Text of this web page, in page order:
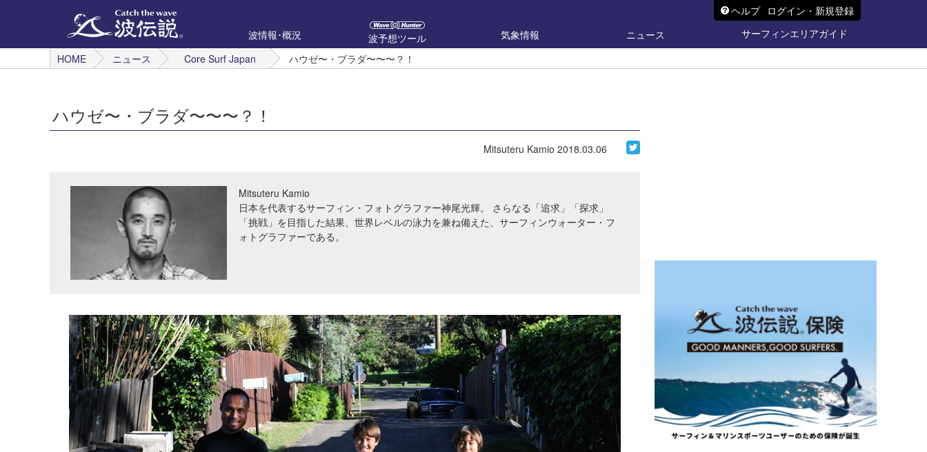
ヘルプ ログイン・新規登録
波情報･概況
波予想ツール 気象情報 ニュース
サーフィンエリアガイド
HOME
ニュース Core Surf Japan ハウゼ〜・ブラダ〜〜〜？！
ハウゼ〜・ブラダ〜〜〜？！
Mitsuteru Kamio 2018.03.06
Mitsuteru Kamio
日本を代表するサーフィン・フォトグラファー神尾光輝。 さらなる「追求」「探求」
「挑戦」を目指した結果、世界レベルの泳力を兼ね備えた、サーフィンウォーター・フ
ォトグラファーである。